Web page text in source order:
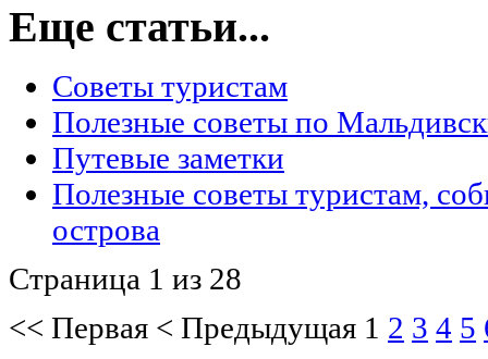
Еще статьи...
Советы туристам
Полезные советы по
Путевые заметки
Полезные советы туристам,
острова
Страница 1 из 28
<< Первая < Предыдущая 1 2 3 4 5